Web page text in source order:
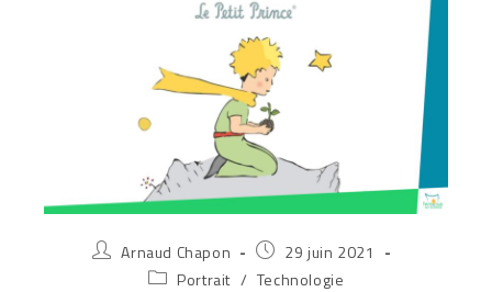
Auteur/autrice
Arnaud Chapon
Publication
publiée :
29 juin 2021
PostPortrait / Technologie